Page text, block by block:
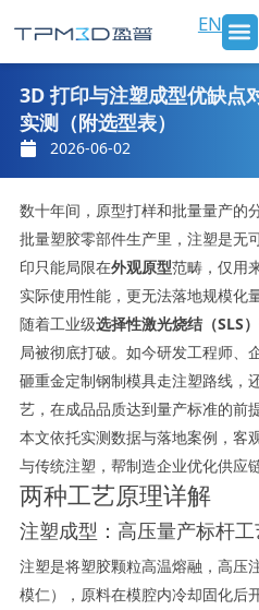
至
内
EN
3D 打印与注塑成型优缺点
实测（附选型表）
2026-06-02
数十年间，原型打样和批量量产的
批量塑胶零部件生产里，注塑是无
印只能局限在外观原型范畴，仅用
实际使用性能，更无法落地规模化量
随着工业级选择性激光烧结（SLS）
局被彻底打破。如今研发工程师、
砸重金定制钢制模具走注塑路线，
艺，在成品品质达到量产标准的前
本文依托实测数据与落地案例，客
与传统注塑，帮制造企业优化供应
两种工艺原理详解
注塑成型：高压量产标杆
注塑是将塑胶颗粒高温熔融，高压
模仁），原料在模腔内冷却固化后